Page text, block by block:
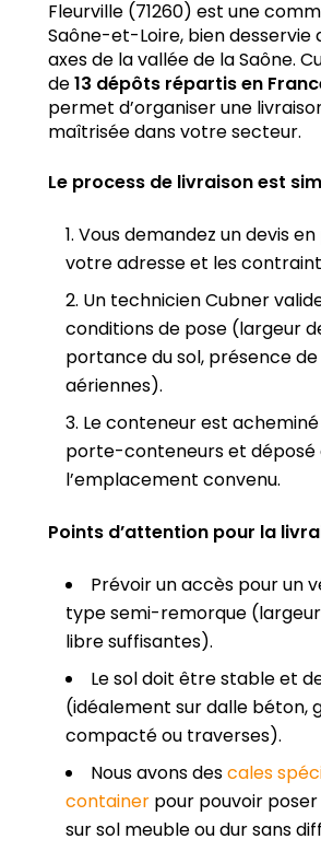
Fleurville (71260) est une
Saône-et-Loire, bien desservie
axes de la vallée de la Saône.
de13 dépôts répartis en
permet d’organiser une
maîtrisée dans votre secteur.
Le process de livraison est
Vous demandez un devis
votre adresse et les
Un technicien Cubner
conditions de pose (largeur
portance du sol, présence de
aériennes).
Le conteneur est
porte-conteneurs et déposé
l’emplacement convenu.
Points d’attention pour la
Prévoir un accès pour un
type semi-remorque
libre suffisantes).
Le sol doit être stable et
(idéalement sur dalle béton,
compacté ou traverses).
Nous avons descales
container pour pouvoir
sur sol meuble ou dur sans